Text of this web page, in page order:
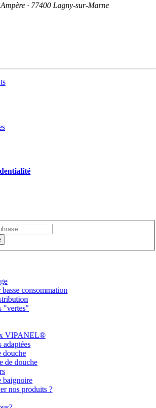
· 77400 Lagny-sur-Marne
consommation
"vertes"
VIPANEL®
adaptées
douche
de douche
baignoire
nos produits ?